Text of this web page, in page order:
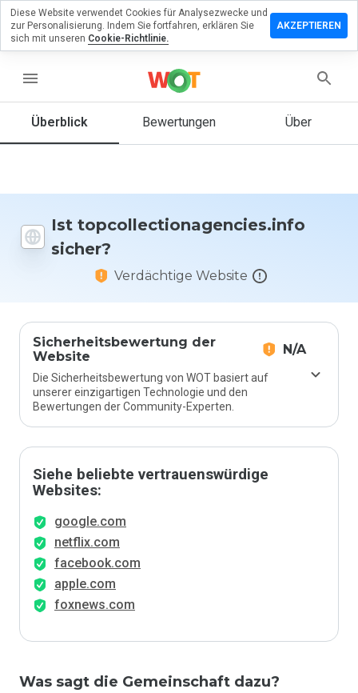
menu
Überblick Bewertungen Über
Ist topcollectionagencies.info
sicher?
Verdächtige Website
Sicherheitsbewertung der
Website
N/A
Die Sicherheitsbewertung von WOT basiert auf
unserer einzigartigen Technologie und den
Bewertungen der Community-Experten.
Siehe beliebte vertrauenswürdige
Websites:
google.com
netflix.com
facebook.com
apple.com
foxnews.com
Was sagt die Gemeinschaft dazu?
Sie eine
zu
Wie
Website
Skala von
1 bis 5
bewerten?
Diese Website verwendet Cookies für Analysezwecke und
zur Personalisierung. Indem Sie fortfahren, erklären Sie
sich mit unseren Cookie-Richtlinie.
AKZEPTIEREN